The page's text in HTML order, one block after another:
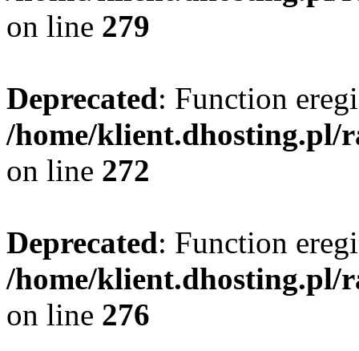
on line 279
Deprecated: Function
/home/klient.dhosting.pl/
on line 272
Deprecated: Function
/home/klient.dhosting.pl/
on line 276